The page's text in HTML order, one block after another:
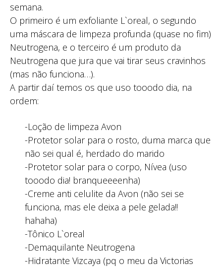
semana.
O primeiro é um exfoliante L`oreal, o segundo
uma máscara de limpeza profunda (quase no fim)
Neutrogena, e o terceiro é um produto da
Neutrogena que jura que vai tirar seus cravinhos
(mas não funciona…).
A partir daí temos os que uso tooodo dia, na
ordem:
-Loção de limpeza Avon
-Protetor solar para o rosto, duma marca que
não sei qual é, herdado do marido
-Protetor solar para o corpo, Nívea (uso
tooodo dia! branqueeeenha)
-Creme anti celulite da Avon (não sei se
funciona, mas ele deixa a pele gelada!!
hahaha)
-Tônico L`oreal
-Demaquilante Neutrogena
-Hidratante Vizcaya (pq o meu da Victorias